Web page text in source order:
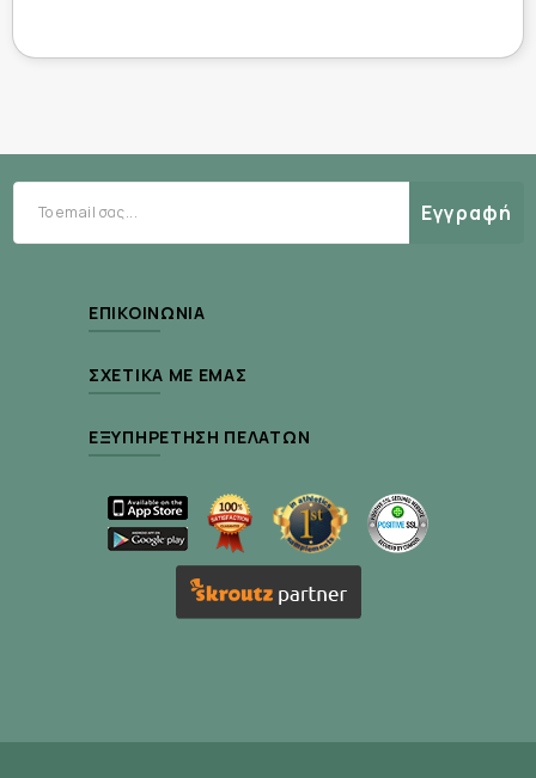
ΜΕ ΒΑΣΗ ΠΕΝΤΕ ΦΥΣΙΚΑ ΣΥΣΤΑΤΙΚΑ
επαναπροσδιορίσουμε το πεδίο των αθλητικών
Δεν προσθέσαμε γεύση - δεν εντυπωσιάζουμε με
τεχνητές γεύσεις
όσο και τα δόντια όταν αναπτύξαμε προϊόντα
χωρίς προστιθέμενα οξέα.
Φυσικό - χωρίς πρόσθετες χρωστικές ή
συντηρητικά. Τα αθλητικά μας ροφήματα
Εγγραφή
ΕΠΙΚΟΙΝΩΝΊΑ
ΣΧΕΤΙΚΆ ΜΕ ΕΜΆΣ
ΕΞΥΠΗΡΈΤΗΣΗ ΠΕΛΑΤΏΝ